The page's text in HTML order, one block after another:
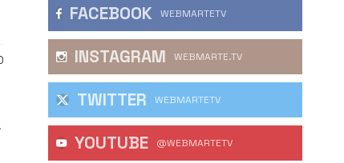
FACEBOOK WEBMARTETV
INSTAGRAM WEBMARTE.TV
TWITTER WEBMARTETV
YOUTUBE @WEBMARTETV